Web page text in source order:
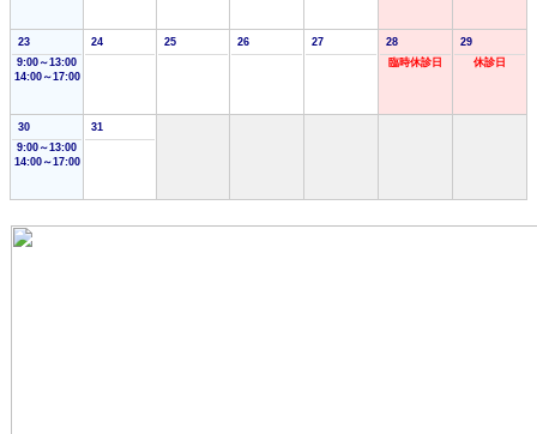
23
9:00～13:00
14:00～17:00
24 25 26 27
28
臨時休診日
29
休診日
30
9:00～13:00
14:00～17:00
31